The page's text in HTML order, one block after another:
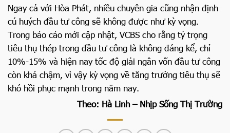
Ngay cả với Hòa Phát, nhiều chuyên gia cũng nhận định
cú huých đầu tư công sẽ không được như kỳ vọng.
Trong báo cáo mới cập nhật, VCBS cho rằng tỷ trọng
tiêu thụ thép trong đầu tư công là không đáng kể, chỉ
10%-15% và hiện nay tốc độ giải ngân vốn đầu tư công
còn khá chậm, vì vậy kỳ vọng về tăng trưởng tiêu thụ sẽ
khó hồi phục mạnh trong năm nay.
Theo: Hà Linh – Nhịp Sống Thị Trường